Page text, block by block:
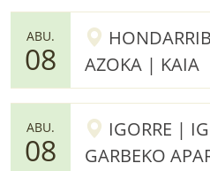
ABU.
08
AZOKA | KAIA
ABU.
08
IGORRE |
GARBEKO